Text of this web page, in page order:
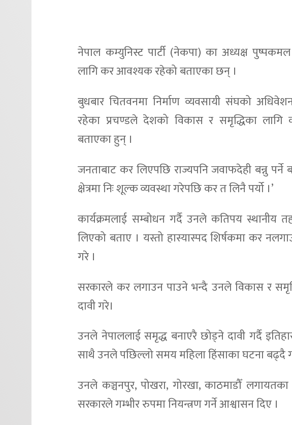
नेपाल कम्युनिस्ट पार्टी (नेकपा) का अध्यक्ष
लागि कर आवश्यक रहेको बताएका छन् ।
बुधबार चितवनमा निर्माण व्यवसायी संघको
रहेका प्रचण्डले देशको विकास र समृद्धिका
बताएका हुन् ।
जनताबाट कर लिएपछि राज्यपनि जवाफदेही बन्नु पर्ने
क्षेत्रमा निः शूल्क व्यवस्था गरेपछि कर त लिनै पर्यो ।’
कार्यक्रमलाई सम्बोधन गर्दै उनले कतिपय स्थानीय
लिएको बताए । यस्तो हास्यास्पद शिर्षकमा कर
गरे ।
सरकारले कर लगाउन पाउने भन्दै उनले विकास र
दावी गरे।
उनले नेपाललाई समृद्ध बनाएरै छोड्ने दावी गर्दै
साथै उनले पछिल्लो समय महिला हिंसाका घटना बढ्दै
उनले कञ्चनपुर, पोखरा, गोरखा, काठमाडौँ
सरकारले गम्भीर रुपमा नियन्त्रण गर्ने आश्वासन दिए ।